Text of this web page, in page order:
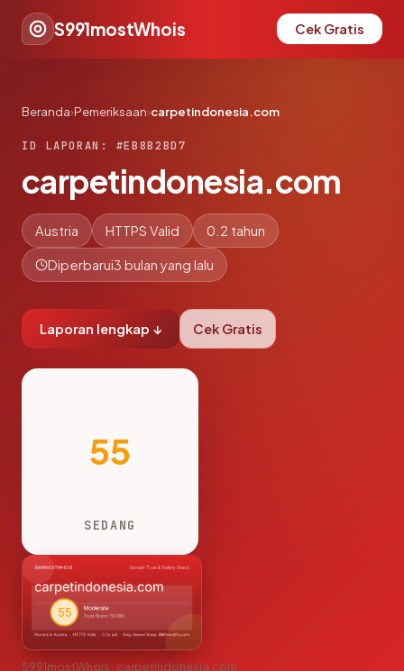
S991mostWhois Cek Gratis
Beranda›Pemeriksaan›carpetindonesia.com
ID LAPORAN: #EB8B2BD7
carpetindonesia.com
Austria HTTPS Valid 0.2 tahun
Diperbarui3 bulan yang lalu
Laporan lengkap ↓ Cek Gratis
55
SEDANG
S991mostWhois · carpetindonesia.com